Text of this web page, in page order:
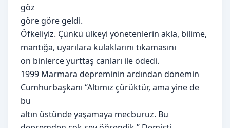
göz
göre göre geldi.
Öfkeliyiz. Çünkü ülkeyi yönetenlerin akla, bilime,
mantığa, uyarılara kulaklarını tıkamasını
on binlerce yurttaş canları ile ödedi.
1999 Marmara depreminin ardından dönemin
Cumhurbaşkanı “Altımız çürüktür, ama yine de
bu
altın üstünde yaşamaya mecburuz. Bu